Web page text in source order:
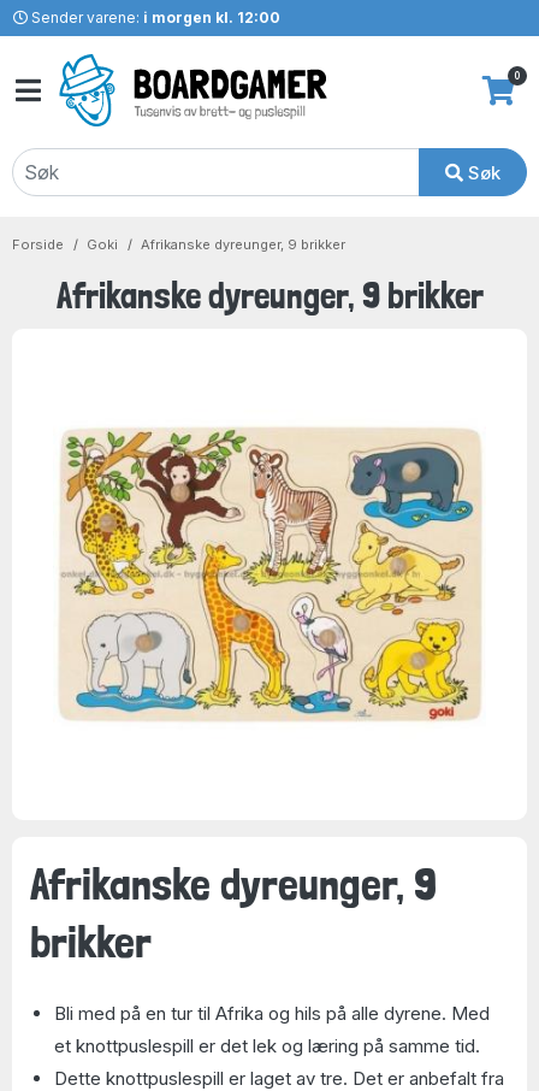
Sender varene: i morgen kl. 12:00
Søk
0
Forside Goki Afrikanske dyreunger, 9 brikker
Afrikanske dyreunger, 9 brikker
Afrikanske dyreunger, 9
brikker
Bli med på en tur til Afrika og hils på alle dyrene. Med
et knottpuslespill er det lek og læring på samme tid.
Dette knottpuslespill er laget av tre. Det er anbefalt fra